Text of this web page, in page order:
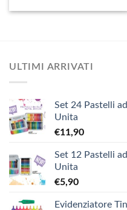
ULTIMI ARRIVATI
Set 24 Pastelli
Unita
€11,90
Set 12 Pastelli
Unita
€5,90
Evidenziatore